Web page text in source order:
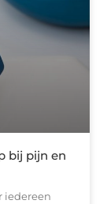
bij pijn en
iedereen